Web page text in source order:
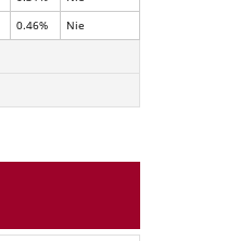
0.46% Nie